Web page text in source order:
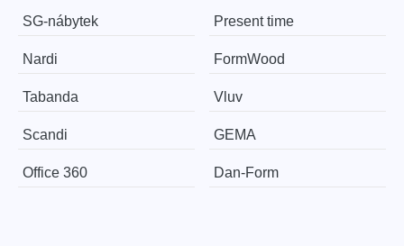
SG-nábytek Present time
Nardi FormWood
Tabanda Vluv
Scandi GEMA
Office 360 ​​​​​Dan-Form